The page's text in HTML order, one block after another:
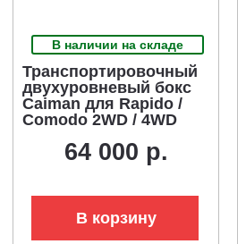
В наличии на складе
Транспортировочный
двухуровневый бокс
Caiman для Rapido /
Comodo 2WD / 4WD
64 000 р.
В корзину